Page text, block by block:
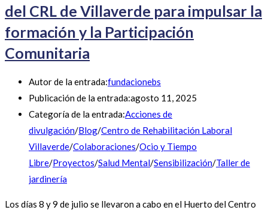
del CRL de Villaverde para impulsar la
formación y la Participación
Comunitaria
Autor de la entrada:fundacionebs
Publicación de la entrada:agosto 11, 2025
Categoría de la entrada:Acciones de
divulgación/Blog/Centro de Rehabilitación Laboral
Villaverde/Colaboraciones/Ocio y Tiempo
Libre/Proyectos/Salud Mental/Sensibilización/Taller de
jardinería
Los días 8 y 9 de julio se llevaron a cabo en el Huerto del Centro